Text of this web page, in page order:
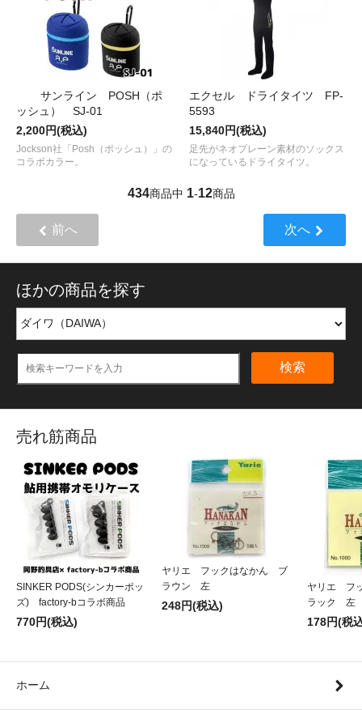
サンライン POSH（ポ
ッシュ） SJ-01
2,200円(税込)
Jockson社「Posh（ポッシュ）」の
コラボカラー。
エクセル ドライタイツ FP-
5593
15,840円(税込)
足先がネオプレーン素材のソックス
になっているドライタイツ。
434商品中 1-12商品
前へ 次へ
ほかの商品を探す
検索
売れ筋商品
SINKER PODS(シンカーポッ
ズ) factory-bコラボ商品
770円(税込)
ヤリエ フックはなかん ブ
ラウン 左
248円(税込)
ヤリエ フ
ラック 左
178円(税
ホーム